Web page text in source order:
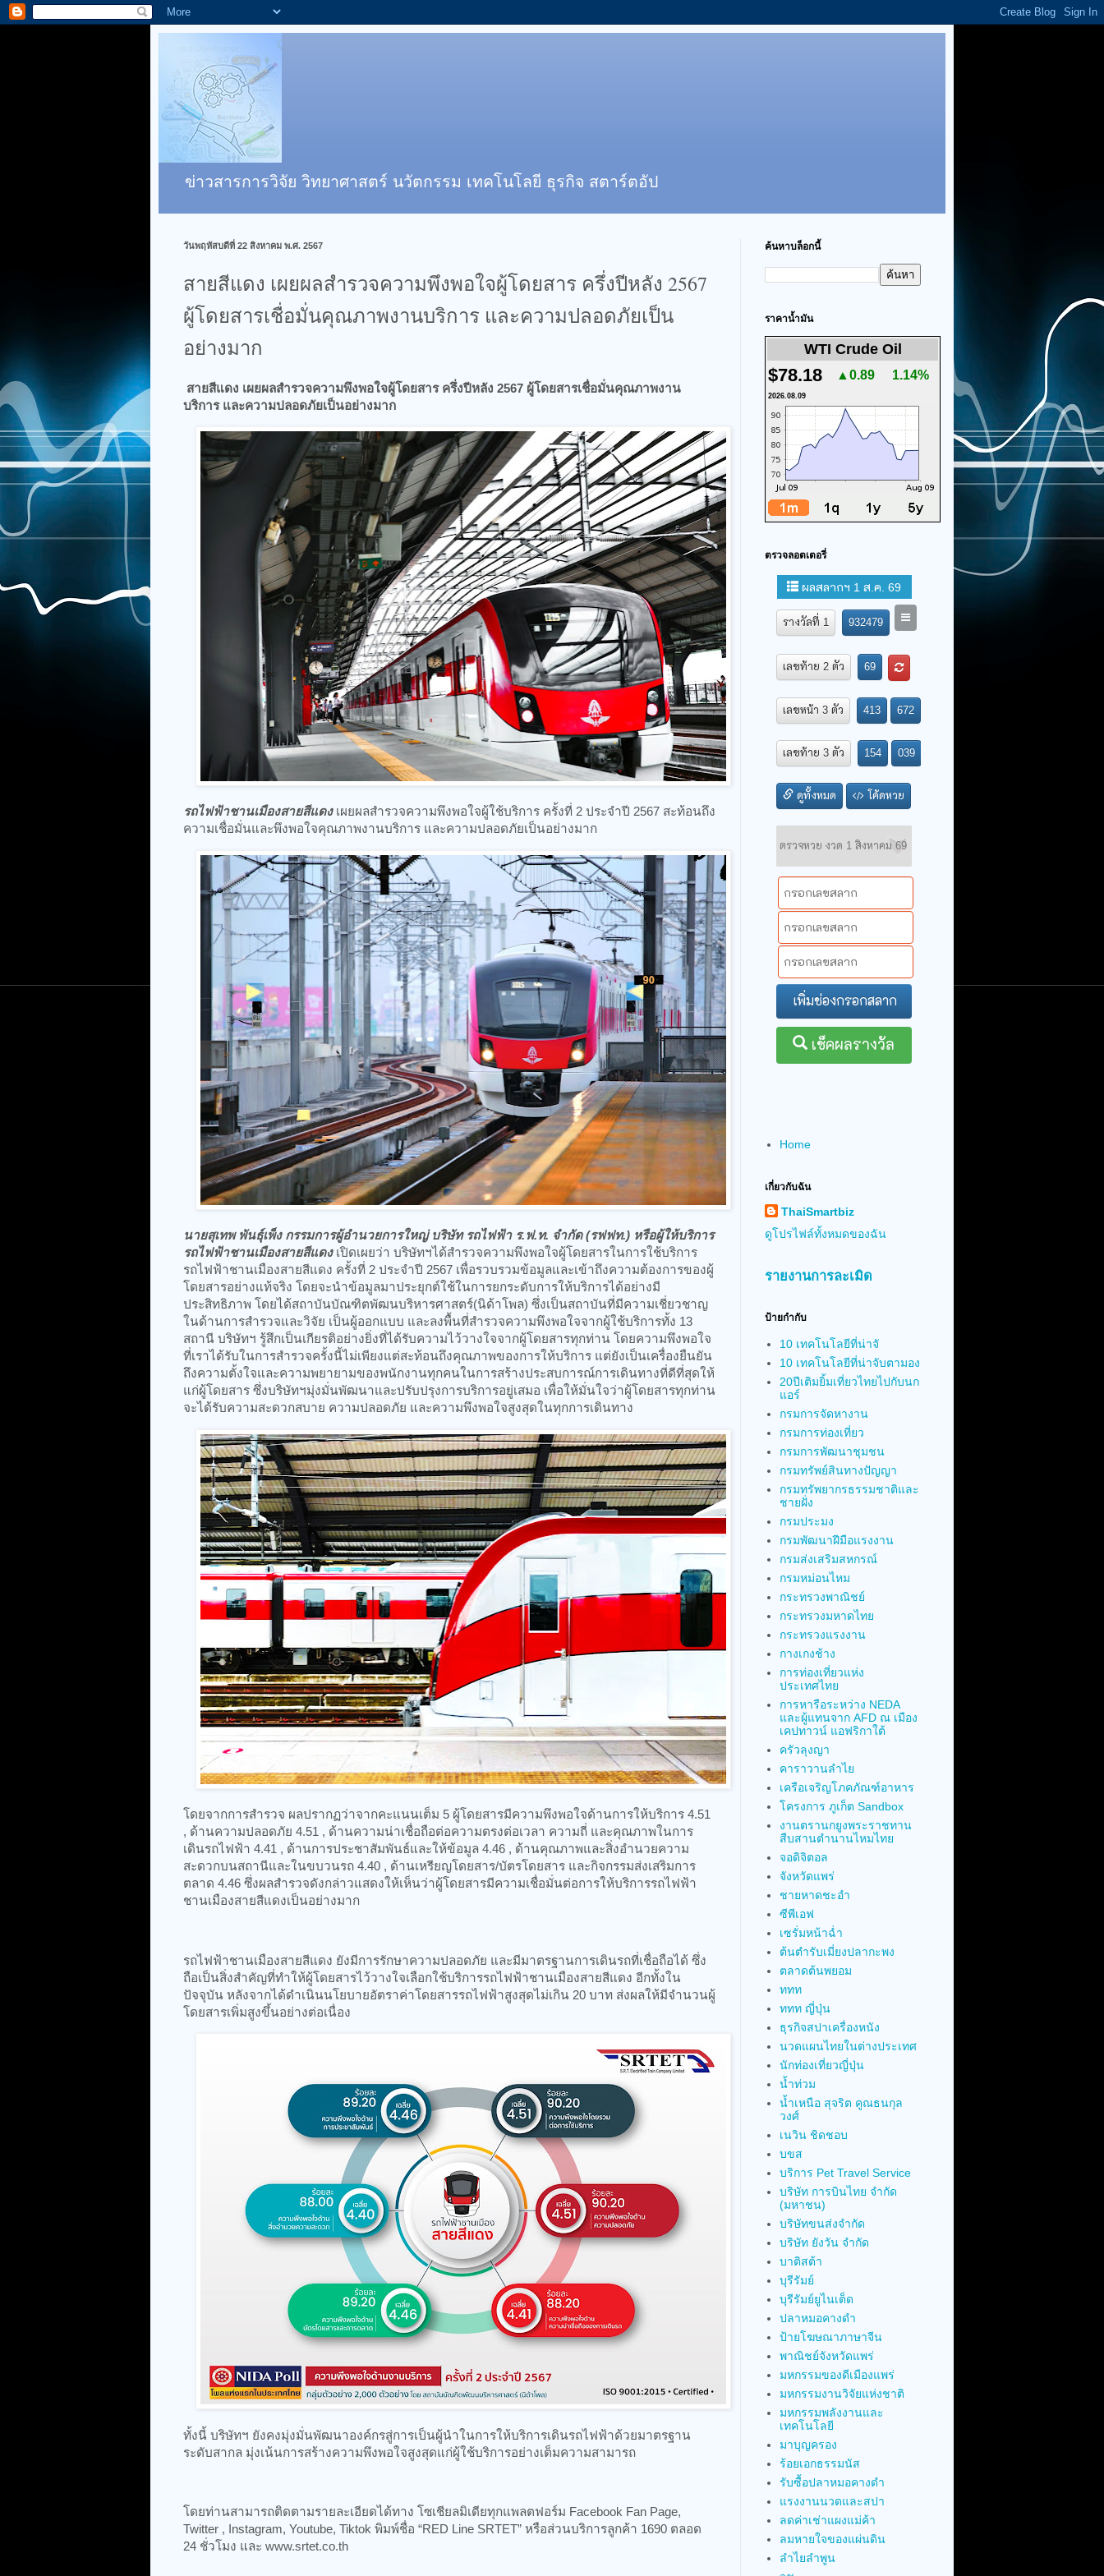
ข่าวสารการวิจัย วิทยาศาสตร์ นวัตกรรม เทคโนโลยี ธุรกิจ สตาร์ตอัป
วันพฤหัสบดีที่ 22 สิงหาคม พ.ศ. 2567
สายสีแดง เผยผลสำรวจความพึงพอใจผู้โดยสาร ครึ่งปีหลัง 2567
ผู้โดยสารเชื่อมั่นคุณภาพงานบริการ และความปลอดภัยเป็น
อย่างมาก
สายสีแดง เผยผลสำรวจความพึงพอใจผู้โดยสาร ครึ่งปีหลัง 2567 ผู้โดยสารเชื่อมั่นคุณภาพงาน
บริการ และความปลอดภัยเป็นอย่างมาก
รถไฟฟ้าชานเมืองสายสีแดงเผยผลสำรวจความพึงพอใจผู้ใช้บริการ ครั้งที่ 2 ประจำปี 2567 สะท้อนถึง
ความเชื่อมั่นและพึงพอใจคุณภาพงานบริการ และความปลอดภัยเป็นอย่างมาก
นายสุเทพ พันธุ์เพ็ง กรรมการผู้อำนวยการใหญ่ บริษัท รถไฟฟ้า ร.ฟ.ท. จำกัด (รฟฟท.) หรือผู้ให้บริการ
รถไฟฟ้าชานเมืองสายสีแดงเปิดเผยว่า บริษัทฯได้สำรวจความพึงพอใจผู้โดยสารในการใช้บริการ
รถไฟฟ้าชานเมืองสายสีแดง ครั้งที่ 2 ประจำปี 2567 เพื่อรวบรวมข้อมูลและเข้าถึงความต้องการของผู้
โดยสารอย่างแท้จริง โดยจะนำข้อมูลมาประยุกต์ใช้ในการยกระดับการให้บริการได้อย่างมี
ประสิทธิภาพ โดยได้สถาบันบัณฑิตพัฒนบริหารศาสตร์(นิด้าโพล) ซึ่งเป็นสถาบันที่มีความเชี่ยวชาญ
ในด้านการสำรวจและวิจัย เป็นผู้ออกแบบ และลงพื้นที่สำรวจความพึงพอใจจากผู้ใช้บริการทั้ง 13
สถานี บริษัทฯ รู้สึกเป็นเกียรติอย่างยิ่งที่ได้รับความไว้วางใจจากผู้โดยสารทุกท่าน โดยความพึงพอใจ
ที่เราได้รับในการสำรวจครั้งนี้ไม่เพียงแต่สะท้อนถึงคุณภาพของการให้บริการ แต่ยังเป็นเครื่องยืนยัน
ถึงความตั้งใจและความพยายามของพนักงานทุกคนในการสร้างประสบการณ์การเดินทางที่ดีที่สุดให้
แก่ผู้โดยสาร ซึ่งบริษัทฯมุ่งมั่นพัฒนาและปรับปรุงการบริการอยู่เสมอ เพื่อให้มั่นใจว่าผู้โดยสารทุกท่าน
จะได้รับความสะดวกสบาย ความปลอดภัย และความพึงพอใจสูงสุดในทุกการเดินทาง
โดยจากการสำรวจ ผลปรากฏว่าจากคะแนนเต็ม 5 ผู้โดยสารมีความพึงพอใจด้านการให้บริการ 4.51
, ด้านความปลอดภัย 4.51 , ด้านความน่าเชื่อถือต่อความตรงต่อเวลา ความถี่ และคุณภาพในการ
เดินรถไฟฟ้า 4.41 , ด้านการประชาสัมพันธ์และให้ข้อมูล 4.46 , ด้านคุณภาพและสิ่งอำนวยความ
สะดวกบนสถานีและในขบวนรถ 4.40 , ด้านเหรียญโดยสาร/บัตรโดยสาร และกิจกรรมส่งเสริมการ
ตลาด 4.46 ซึ่งผลสำรวจดังกล่าวแสดงให้เห็นว่าผู้โดยสารมีความเชื่อมั่นต่อการให้บริการรถไฟฟ้า
ชานเมืองสายสีแดงเป็นอย่างมาก
รถไฟฟ้าชานเมืองสายสีแดง ยังมีการรักษาความปลอดภัย และมีมาตรฐานการเดินรถที่เชื่อถือได้ ซึ่ง
ถือเป็นสิ่งสำคัญที่ทำให้ผู้โดยสารไว้วางใจเลือกใช้บริการรถไฟฟ้าชานเมืองสายสีแดง อีกทั้งใน
ปัจจุบัน หลังจากได้ดำเนินนโยบายอัตราค่าโดยสารรถไฟฟ้าสูงสุดไม่เกิน 20 บาท ส่งผลให้มีจำนวนผู้
โดยสารเพิ่มสูงขึ้นอย่างต่อเนื่อง
ทั้งนี้ บริษัทฯ ยังคงมุ่งมั่นพัฒนาองค์กรสู่การเป็นผู้นำในการให้บริการเดินรถไฟฟ้าด้วยมาตรฐาน
ระดับสากล มุ่งเน้นการสร้างความพึงพอใจสูงสุดแก่ผู้ใช้บริการอย่างเต็มความสามารถ
โดยท่านสามารถติดตามรายละเอียดได้ทาง โซเชียลมิเดียทุกแพลตฟอร์ม Facebook Fan Page,
Twitter , Instagram, Youtube, Tiktok พิมพ์ชื่อ “RED Line SRTET” หรือส่วนบริการลูกค้า 1690 ตลอด
24 ชั่วโมง และ www.srtet.co.th
ค้นหาบล็อกนี้
ราคาน้ำมัน
WTI Crude Oil
$78.18 ▲0.89 1.14%
2026.08.09
ตรวจลอตเตอรี่
Home
เกี่ยวกับฉัน
ThaiSmartbiz
ดูโปรไฟล์ทั้งหมดของฉัน
รายงานการละเมิด
ป้ายกำกับ
10 เทคโนโลยีที่น่าจั
10 เทคโนโลยีที่น่าจับตามอง
20ปีเติมยิ้มเที่ยวไทยไปกับนก
แอร์
กรมการจัดหางาน
กรมการท่องเที่ยว
กรมการพัฒนาชุมชน
กรมทรัพย์สินทางปัญญา
กรมทรัพยากรธรรมชาติและ
ชายฝั่ง
กรมประมง
กรมพัฒนาฝีมือแรงงาน
กรมส่งเสริมสหกรณ์
กรมหม่อนไหม
กระทรวงพาณิชย์
กระทรวงมหาดไทย
กระทรวงแรงงาน
กางเกงช้าง
การท่องเที่ยวแห่ง
ประเทศไทย
การหารือระหว่าง NEDA
และผู้แทนจาก AFD ณ เมือง
เคปทาวน์ แอฟริกาใต้
ครัวลุงญา
คาราวานลำไย
เครือเจริญโภคภัณฑ์อาหาร
โครงการ ภูเก็ต Sandbox
งานตรานกยูงพระราชทาน
สืบสานตำนานไหมไทย
จอดิจิตอล
จังหวัดแพร่
ชายหาดชะอำ
ซีพีเอฟ
เซรั่มหน้าฉ่ำ
ต้นตำรับเมี่ยงปลากะพง
ตลาดต้นพยอม
ททท
ททท ญี่ปุ่น
ธุรกิจสปาเครื่องหนัง
นวดแผนไทยในต่างประเทศ
นักท่องเที่ยวญี่ปุ่น
น้ำท่วม
น้ำเหนือ สุจริต คูณธนกุล
วงศ์
เนวิน ชิดชอบ
บขส
บริการ Pet Travel Service
บริษัท การบินไทย จำกัด
(มหาชน)
บริษัทขนส่งจำกัด
บริษัท ยังวัน จำกัด
บาติสต้า
บุรีรัมย์
บุรีรัมย์ยูไนเต็ด
ปลาหมอคางดำ
ป้ายโฆษณาภาษาจีน
พาณิชย์จังหวัดแพร่
มหกรรมของดีเมืองแพร่
มหกรรมงานวิจัยแห่งชาติ
มหกรรมพลังงานและ
เทคโนโลยี
มาบุญครอง
ร้อยเอกธรรมนัส
รับซื้อปลาหมอคางดำ
แรงงานนวดและสปา
ลดค่าเช่าแผงแม่ค้า
ลมหายใจของแผ่นดิน
ลำไยลำพูน